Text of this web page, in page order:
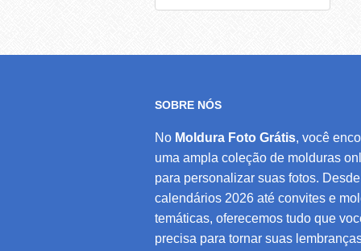
SOBRE NÓS
No Moldura Foto Grátis, você
uma ampla coleção de molduras
para personalizar suas fotos. Desde
calendários 2026 até convites e
temáticas, oferecemos tudo que
precisa para tornar suas